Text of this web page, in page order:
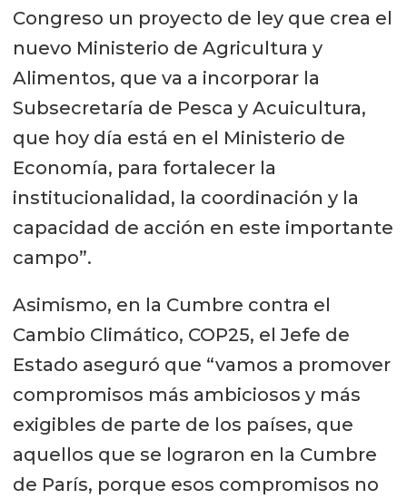
Congreso un proyecto de ley que crea el
nuevo Ministerio de Agricultura y
Alimentos, que va a incorporar la
Subsecretaría de Pesca y Acuicultura,
que hoy día está en el Ministerio de
Economía, para fortalecer la
institucionalidad, la coordinación y la
capacidad de acción en este importante
campo”.
Asimismo, en la Cumbre contra el
Cambio Climático, COP25, el Jefe de
Estado aseguró que “vamos a promover
compromisos más ambiciosos y más
exigibles de parte de los países, que
aquellos que se lograron en la Cumbre
de París, porque esos compromisos no